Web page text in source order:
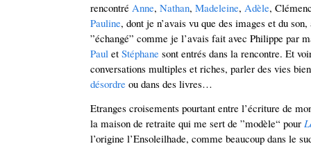
rencontré Anne, Nathan, Madeleine, Adèle,
Pauline, dont je n’avais vu que des images et du
”échangé” comme je l’avais fait avec Philippe par
Paul et Stéphane sont entrés dans la rencontre. Et
conversations multiples et riches, parler des vies
désordre ou dans des livres…
Etranges croisements pourtant entre l’écriture de
la maison de retraite qui me sert de ”modèle“ pour
l’origine l’Ensoleilhade, comme beaucoup dans le